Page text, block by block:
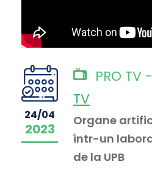
24/04
2023
PRO TV
TV
Organe
într-un
de la UPB